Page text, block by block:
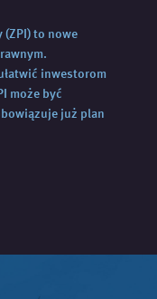
to nowe
inwestorom
może być
już plan